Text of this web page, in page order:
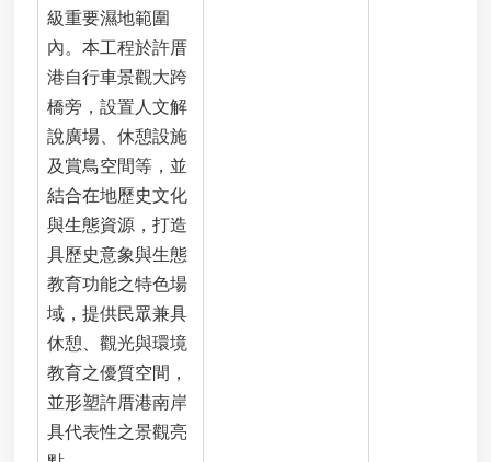
級重要濕地範圍
內。本工程於許厝
港自行車景觀大跨
橋旁，設置人文解
說廣場、休憩設施
及賞鳥空間等，並
結合在地歷史文化
與生態資源，打造
具歷史意象與生態
教育功能之特色場
域，提供民眾兼具
休憩、觀光與環境
教育之優質空間，
並形塑許厝港南岸
具代表性之景觀亮